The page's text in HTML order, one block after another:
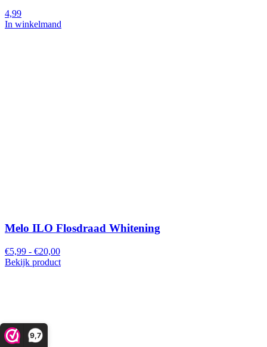
9,7
4,99
In winkelmand
Melo ILO Flosdraad Whitening
€5,99 - €20,00
Bekijk product